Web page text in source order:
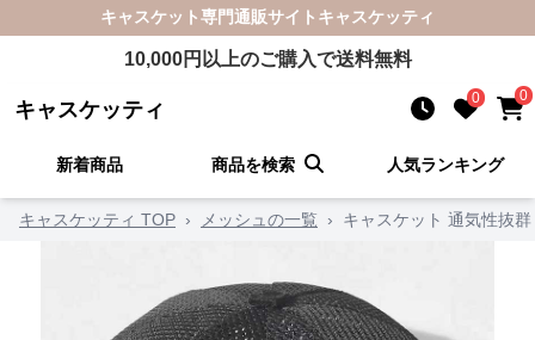
キャスケット専門通販サイト キャスケッティ
10,000円以上のご購入で送料無料
キャスケッティ 0 0
新着商品 商品を検索 人気ランキング
キャスケッティ TOP › メッシュの一覧 › キャスケット 通気性抜